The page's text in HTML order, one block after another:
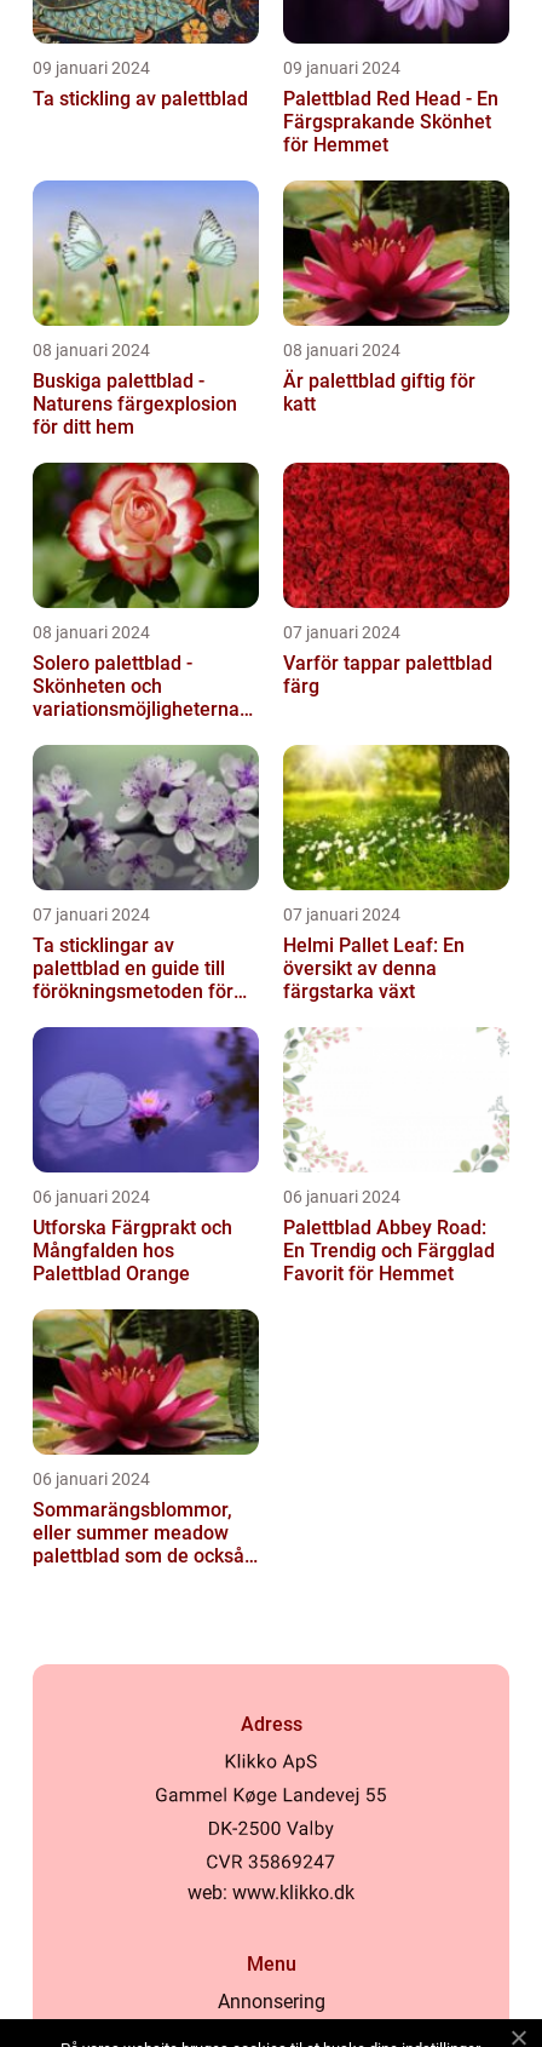
09 januari 2024
Ta stickling av palettblad
09 januari 2024
Palettblad Red Head - En
Färgsprakande Skönhet
för Hemmet
08 januari 2024
Buskiga palettblad -
Naturens färgexplosion
för ditt hem
08 januari 2024
Är palettblad giftig för
katt
08 januari 2024
Solero palettblad -
Skönheten och
variationsmöjligheterna
07 januari 2024
Varför tappar palettblad
färg
07 januari 2024
Ta sticklingar av
palettblad en guide till
förökningsmetoden för
07 januari 2024
Helmi Pallet Leaf: En
översikt av denna
färgstarka växt
06 januari 2024
Utforska Färgprakt och
Mångfalden hos
Palettblad Orange
06 januari 2024
Palettblad Abbey Road:
En Trendig och Färgglad
Favorit för Hemmet
06 januari 2024
Sommarängsblommor,
eller summer meadow
palettblad som de också
Adress
web: www.klikko.dk
Menu
Annonsering